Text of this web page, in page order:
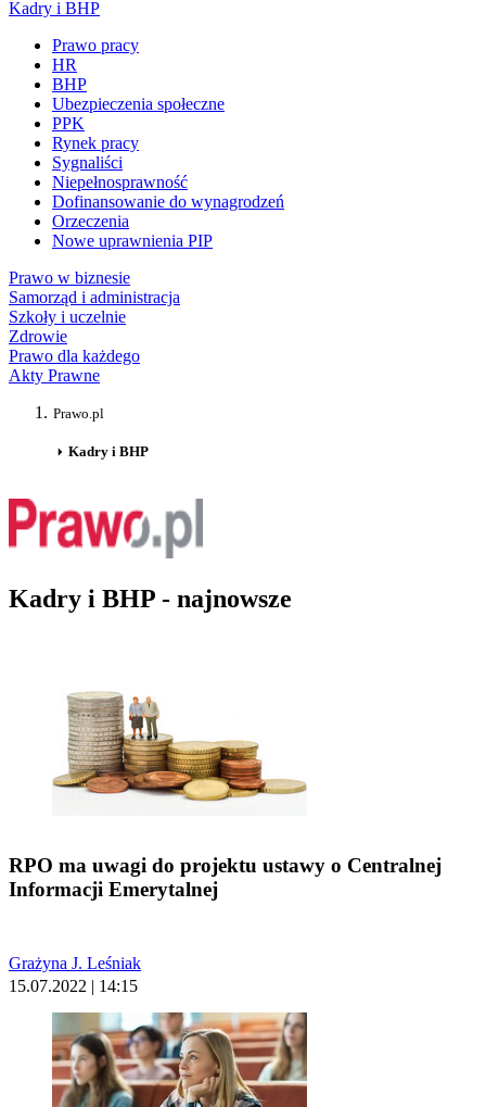
Kadry i BHP
Prawo pracy
HR
BHP
Ubezpieczenia społeczne
PPK
Rynek pracy
Sygnaliści
Niepełnosprawność
Dofinansowanie do wynagrodzeń
Orzeczenia
Nowe uprawnienia PIP
Prawo w biznesie
Samorząd i administracja
Szkoły i uczelnie
Zdrowie
Prawo dla każdego
Akty Prawne
Prawo.pl
Kadry i BHP
Kadry i BHP - najnowsze
RPO ma uwagi do projektu ustawy o Centralnej
Informacji Emerytalnej
Grażyna J. Leśniak
15.07.2022 | 14:15